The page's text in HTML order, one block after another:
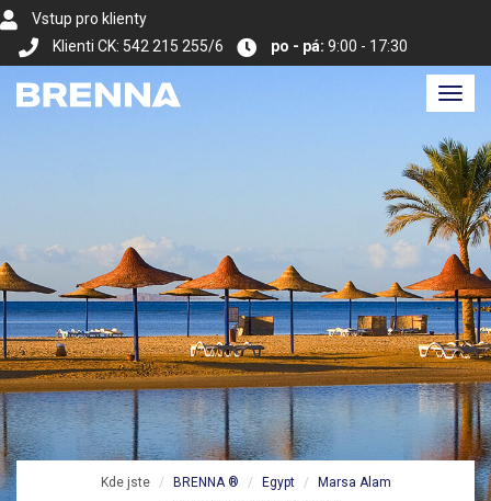
Vstup pro klienty
Klienti CK: 542 215 255/6
po - pá: 9:00 - 17:30
Kde jste BRENNA ® Egypt
Marsa Alam